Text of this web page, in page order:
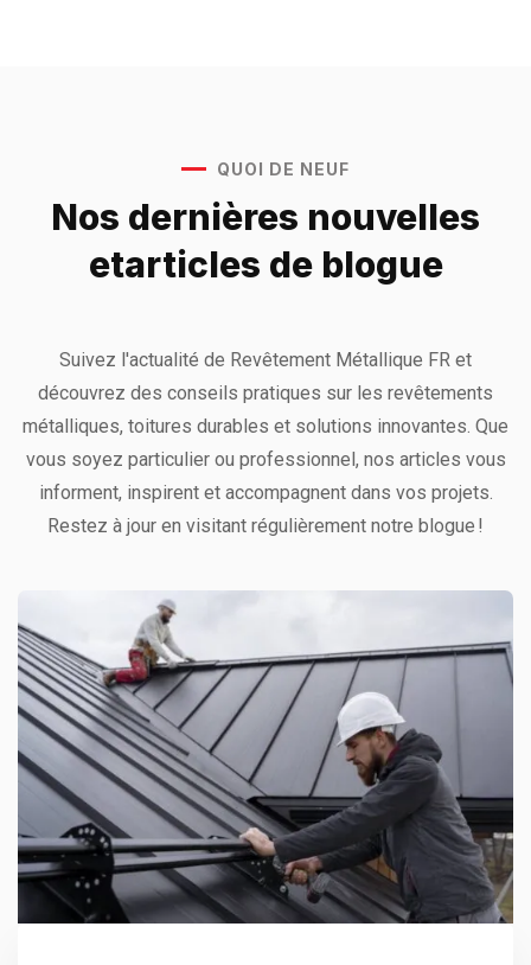
QUOI DE NEUF
Nos dernières nouvelles
etarticles de blogue
Suivez l'actualité de Revêtement Métallique FR et
découvrez des conseils pratiques sur les revêtements
métalliques, toitures durables et solutions innovantes. Que
vous soyez particulier ou professionnel, nos articles vous
informent, inspirent et accompagnent dans vos projets.
Restez à jour en visitant régulièrement notre blogue !